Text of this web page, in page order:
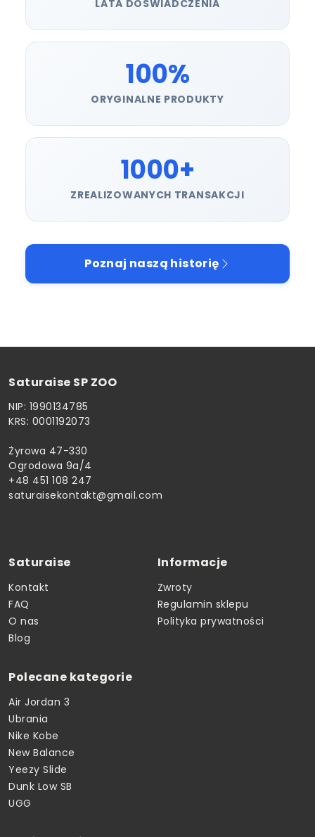
LATA DOŚWIADCZENIA
100%
ORYGINALNE PRODUKTY
1000+
ZREALIZOWANYCH TRANSAKCJI
Poznaj naszą historię
Saturaise SP ZOO
NIP: 1990134785
KRS: 0001192073
Żyrowa 47-330
Ogrodowa 9a/4
+48 451 108 247
saturaisekontakt@gmail.com
Saturaise
Kontakt
FAQ
O nas
Blog
Informacje
Zwroty
Regulamin sklepu
Polityka prywatności
Polecane kategorie
Air Jordan 3
Ubrania
Nike Kobe
New Balance
Yeezy Slide
Dunk Low SB
UGG